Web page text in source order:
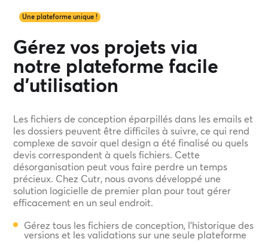
Une plateforme unique !
Gérez vos projets via
notre plateforme facile
d'utilisation
Les fichiers de conception éparpillés dans les emails et
les dossiers peuvent être difficiles à suivre, ce qui rend
complexe de savoir quel design a été finalisé ou quels
devis correspondent à quels fichiers. Cette
désorganisation peut vous faire perdre un temps
précieux. Chez Cutr, nous avons développé une
solution logicielle de premier plan pour tout gérer
efficacement en un seul endroit.
Gérez tous les fichiers de conception, l'historique des
versions et les validations sur une seule plateforme